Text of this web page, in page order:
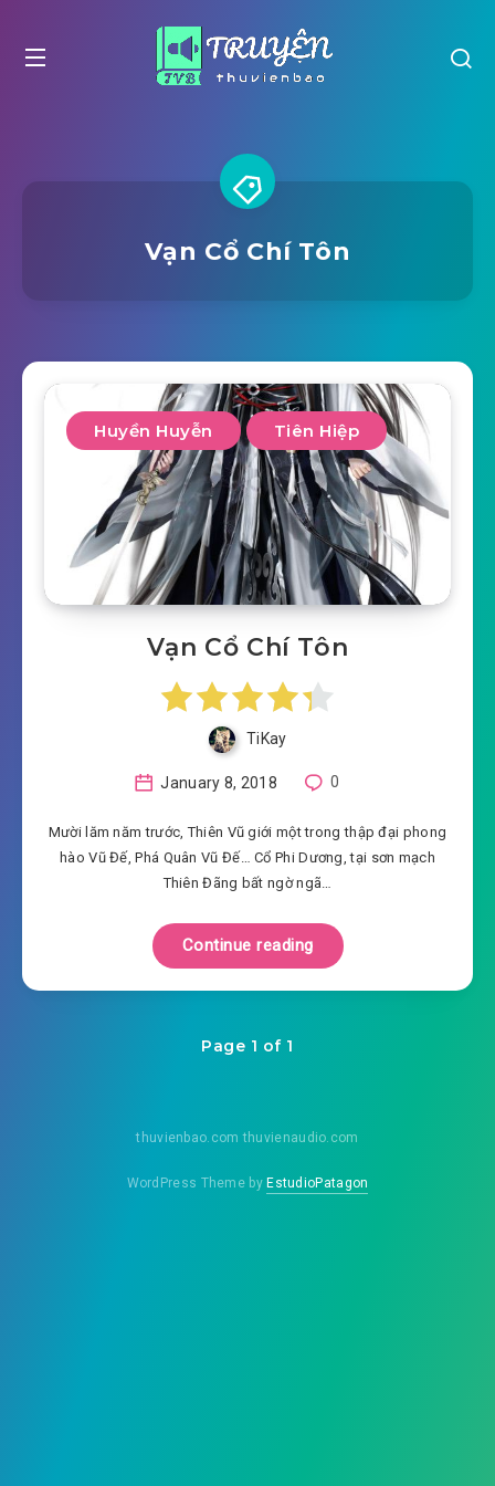
Vạn Cổ Chí Tôn
Huyền Huyễn Tiên Hiệp
Vạn Cổ Chí Tôn
TiKay
January 8, 2018 0
Mười lăm năm trước, Thiên Vũ giới một trong thập đại phong
hào Vũ Đế, Phá Quân Vũ Đế… Cổ Phi Dương, tại sơn mạch
Thiên Đãng bất ngờ ngã…
Continue reading
Page 1 of 1
thuvienbao.com thuvienaudio.com
WordPress Theme byEstudioPatagon